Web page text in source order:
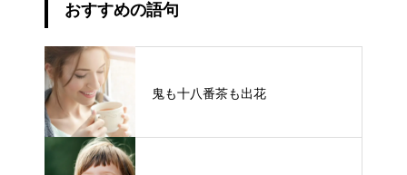
おすすめの語句
鬼も十八番茶も出花